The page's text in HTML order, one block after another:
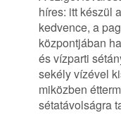
híres: itt készül
kedvence, a
központjában
és vízparti
sekély vízével
miközben
sétatávolságra